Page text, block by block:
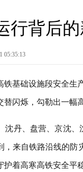
行背后
05:35:13
基础设施段安全
闪烁，勾勒出一幅
沈丹、盘营、京沈
来自铁路沿线的
护着高寒高铁安全平